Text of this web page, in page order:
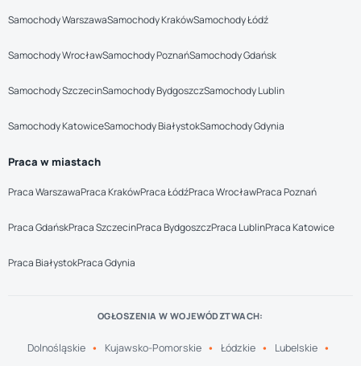
Samochody WarszawaSamochody KrakówSamochody Łódź
Samochody WrocławSamochody PoznańSamochody Gdańsk
Samochody SzczecinSamochody BydgoszczSamochody Lublin
Samochody KatowiceSamochody BiałystokSamochody Gdynia
Praca w miastach
Praca WarszawaPraca KrakówPraca ŁódźPraca WrocławPraca Poznań
Praca GdańskPraca SzczecinPraca BydgoszczPraca LublinPraca Katowice
Praca BiałystokPraca Gdynia
OGŁOSZENIA W WOJEWÓDZTWACH:
Dolnośląskie Kujawsko-Pomorskie Łódzkie Lubelskie